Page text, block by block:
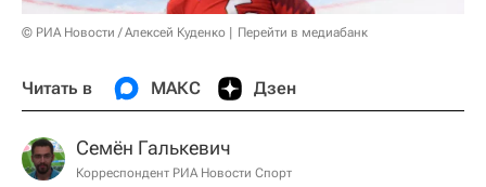
© РИА Новости / Алексей Куденко Перейти в медиабанк
Читать в МАКС Дзен
Семён Галькевич
Корреспондент РИА Новости Спорт